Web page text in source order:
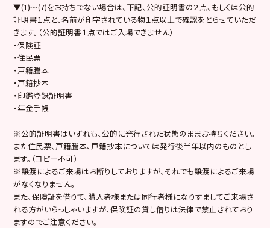
▼(1)～(7)をお持ちでない場合は、下記、公的証明書の２点、もしくは公的
証明書１点と、名前が印字されている物１点以上で確認をとらせていただ
きます。（公的証明書１点ではご入場できません）
・保険証
・住民票
・戸籍謄本
・戸籍抄本
・印鑑登録証明書
・年金手帳
※公的証明書はいずれも、公的に発行された状態のままお持ちください。
また住民票、戸籍謄本、戸籍抄本については発行後半年以内のものとし
ます。（コピー不可）
※譲渡によるご来場はお断りしておりますが、それでも譲渡によるご来場
がなくなりません。
また、保険証を借りて、購入者様または同行者様になりすましてご来場さ
れる方がいらっしゃいますが、保険証の貸し借りは法律で禁止されており
ますのでご注意ください。